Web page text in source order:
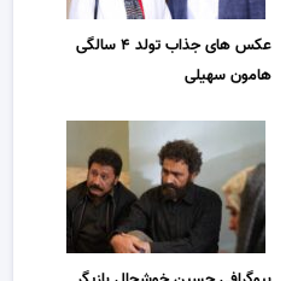
عکس های جذاب تولد ۴ سالگی
هامون سهیلی